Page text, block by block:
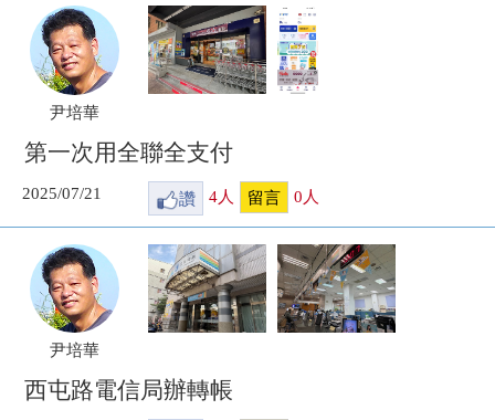
尹培華
第一次用全聯全支付
2025/07/21 讚 4人 留言 0 人
尹培華
西屯路電信局辦轉帳